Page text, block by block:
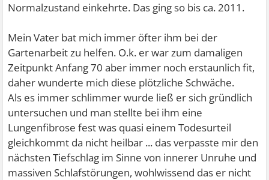
Normalzustand einkehrte. Das ging so bis ca. 2011.
Mein Vater bat mich immer öfter ihm bei der
Gartenarbeit zu helfen. O.k. er war zum damaligen
Zeitpunkt Anfang 70 aber immer noch erstaunlich fit,
daher wunderte mich diese plötzliche Schwäche.
Als es immer schlimmer wurde ließ er sich gründlich
untersuchen und man stellte bei ihm eine
Lungenfibrose fest was quasi einem Todesurteil
gleichkommt da nicht heilbar ... das verpasste mir den
nächsten Tiefschlag im Sinne von innerer Unruhe und
massiven Schlafstörungen, wohlwissend das er nicht